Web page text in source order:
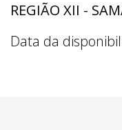
REGIÃO XII -
Data da